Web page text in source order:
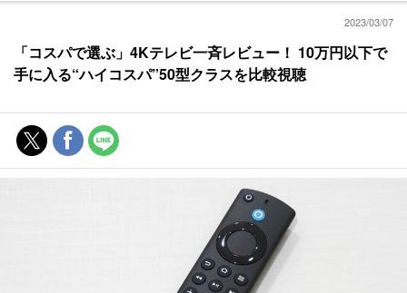
2023/03/07
「コスパで選ぶ」4Kテレビ一斉レビュー！ 10万円以下で
手に入る“ハイコスパ”50型クラスを比較視聴